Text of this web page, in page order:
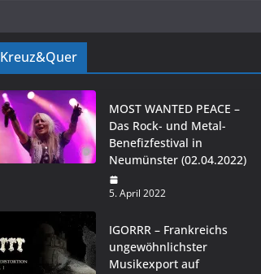
Kreuz&Quer
MOST WANTED PEACE –
Das Rock- und Metal-
Benefizfestival in
Neumünster (02.04.2022)
5. April 2022
IGORRR – Frankreichs
ungewöhnlichster
Musikexport auf